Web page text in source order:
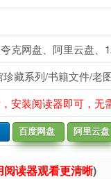
克网盘、阿里云盘、
藏系列/书籍文件/老
安装阅读器即可，无
百度网盘 阿里云盘
读器观看更清晰)